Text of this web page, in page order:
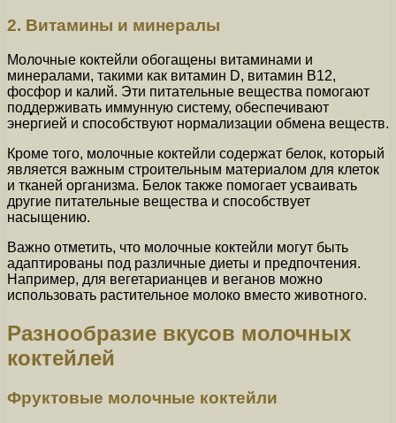
2. Витамины и минералы
Молочные коктейли обогащены витаминами и
минералами, такими как витамин D, витамин B12,
фосфор и калий. Эти питательные вещества помогают
поддерживать иммунную систему, обеспечивают
энергией и способствуют нормализации обмена веществ.
Кроме того, молочные коктейли содержат белок, который
является важным строительным материалом для клеток
и тканей организма. Белок также помогает усваивать
другие питательные вещества и способствует
насыщению.
Важно отметить, что молочные коктейли могут быть
адаптированы под различные диеты и предпочтения.
Например, для вегетарианцев и веганов можно
использовать растительное молоко вместо животного.
Разнообразие вкусов молочных
коктейлей
Фруктовые молочные коктейли